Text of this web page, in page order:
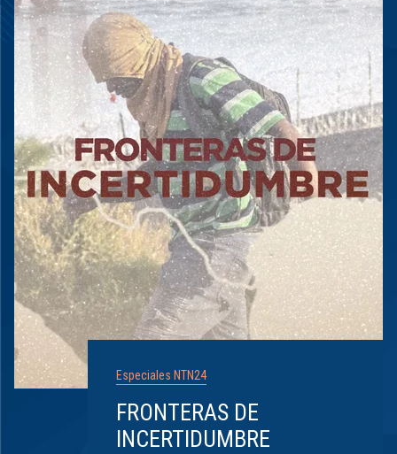
Especiales NTN24
FRONTERAS DE
INCERTIDUMBRE